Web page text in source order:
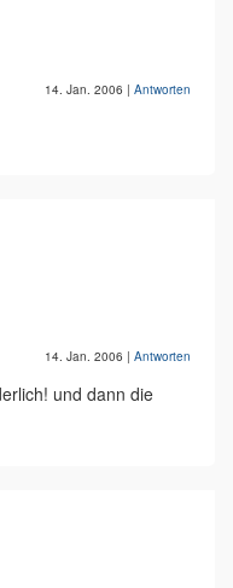
14. Jan. 2006 | Antworten
14. Jan. 2006 | Antworten
und dann die